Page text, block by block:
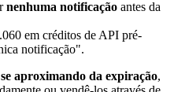
nenhuma notificação antes da
em créditos de API pré-
notificação".
aproximando da expiração,